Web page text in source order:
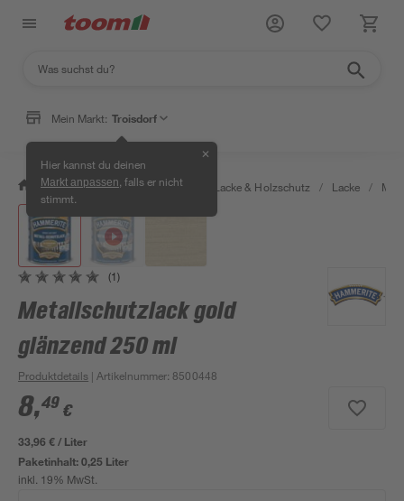
Mein Markt: Troisdorf
Hier kannst du deinen
Markt anpassen , falls er nicht
stimmt.
✕
/ Bauen & Renovieren / Farben, Lacke & Holzschutz / Lacke /
(1)
Metallschutzlack gold
glänzend 250 ml
Produktdetails | Artikelnummer: 8500448
8,49 €
33,96 € / Liter
Paketinhalt:0,25 Liter
inkl. 19% MwSt.